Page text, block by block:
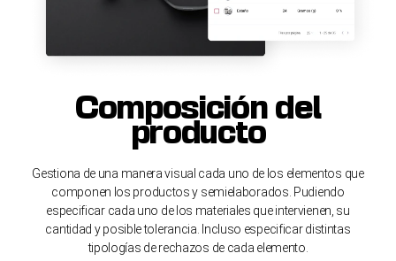
Composición del
producto
Gestiona de una manera visual cada uno de los elementos que
componen los productos y semielaborados. Pudiendo
especificar cada uno de los materiales que intervienen, su
cantidad y posible tolerancia. Incluso especificar distintas
tipologías de rechazos de cada elemento.